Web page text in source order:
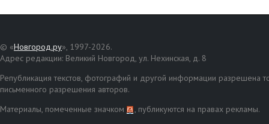
© «Новгород.ру», 1997-2026.
Адрес редакции: Великий Новгород, ул. Нехинская, д. 8
Републикация текстов, фотографий и другой информации разрешена
письменного разрешения авторов.
Материалы, помеченные значком
, публикуются на правах рекламы.